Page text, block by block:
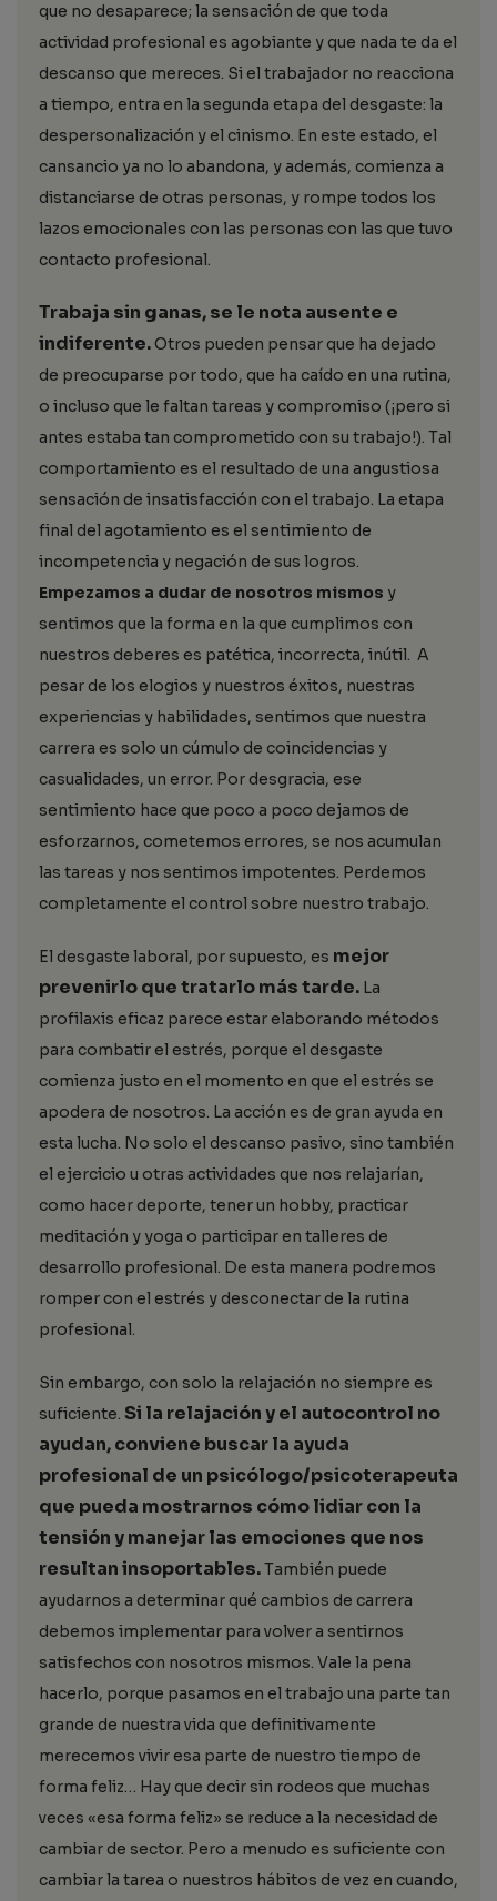
que no desaparece; la sensación de que toda
actividad profesional es agobiante y que nada te da el
descanso que mereces. Si el trabajador no reacciona
a tiempo, entra en la segunda etapa del desgaste: la
despersonalización y el cinismo. En este estado, el
cansancio ya no lo abandona, y además, comienza a
distanciarse de otras personas, y rompe todos los
lazos emocionales con las personas con las que tuvo
contacto profesional.
Trabaja sin ganas, se le nota ausente e
indiferente.Otros pueden pensar que ha dejado
de preocuparse por todo, que ha caído en una rutina,
o incluso que le faltan tareas y compromiso (¡pero si
antes estaba tan comprometido con su trabajo!). Tal
comportamiento es el resultado de una angustiosa
sensación de insatisfacción con el trabajo. La etapa
final del agotamiento es el sentimiento de
incompetencia y negación de sus logros.
Empezamos a dudar de nosotros mismos y
sentimos que la forma en la que cumplimos con
nuestros deberes es patética, incorrecta, inútil. A
pesar de los elogios y nuestros éxitos, nuestras
experiencias y habilidades, sentimos que nuestra
carrera es solo un cúmulo de coincidencias y
casualidades, un error. Por desgracia, ese
sentimiento hace que poco a poco dejamos de
esforzarnos, cometemos errores, se nos acumulan
las tareas y nos sentimos impotentes. Perdemos
completamente el control sobre nuestro trabajo.
El desgaste laboral, por supuesto, es mejor
prevenirlo que tratarlo más tarde. La
profilaxis eficaz parece estar elaborando métodos
para combatir el estrés, porque el desgaste
comienza justo en el momento en que el estrés se
apodera de nosotros. La acción es de gran ayuda en
esta lucha. No solo el descanso pasivo, sino también
el ejercicio u otras actividades que nos relajarían,
como hacer deporte, tener un hobby, practicar
meditación y yoga o participar en talleres de
desarrollo profesional. De esta manera podremos
romper con el estrés y desconectar de la rutina
profesional.
Sin embargo, con solo la relajación no siempre es
suficiente. Si la relajación y el autocontrol no
ayudan, conviene buscar la ayuda
profesional de un psicólogo/psicoterapeuta
que pueda mostrarnos cómo lidiar con la
tensión y manejar las emociones que nos
resultan insoportables.También puede
ayudarnos a determinar qué cambios de carrera
debemos implementar para volver a sentirnos
satisfechos con nosotros mismos. Vale la pena
hacerlo, porque pasamos en el trabajo una parte tan
grande de nuestra vida que definitivamente
merecemos vivir esa parte de nuestro tiempo de
forma feliz… Hay que decir sin rodeos que muchas
veces «esa forma feliz» se reduce a la necesidad de
cambiar de sector. Pero a menudo es suficiente con
cambiar la tarea o nuestros hábitos de vez en cuando,